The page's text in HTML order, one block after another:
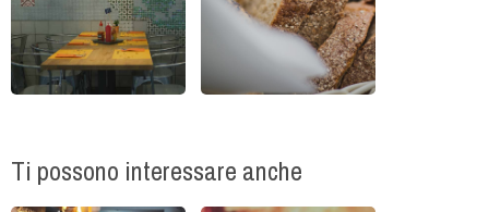
Ti possono interessare anche